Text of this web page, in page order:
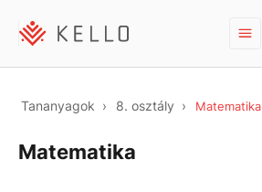
Tananyagok 8. osztály Matematika
Matematika